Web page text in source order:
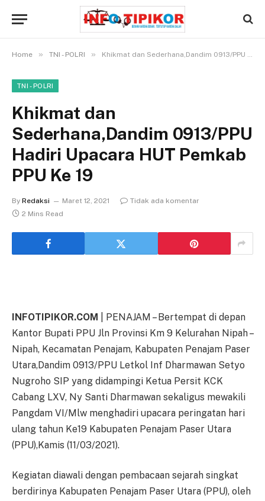
Home » TNI - POLRI » Khikmat dan Sederhana,Dandim 0913/PPU Hadiri Upacara HUT Pemkab PPU Ke 19
TNI - POLRI
Khikmat dan
Sederhana,Dandim 0913/PPU
Hadiri Upacara HUT Pemkab
PPU Ke 19
By Redaksi Maret 12, 2021
Tidak ada komentar
2 Mins Read
INFOTIPIKOR.COM
| PENAJAM – Bertempat di depan
Kantor Bupati PPU Jln Provinsi Km 9 Kelurahan Nipah –
Nipah, Kecamatan Penajam, Kabupaten Penajam Paser
Utara,Dandim 0913/PPU Letkol Inf Dharmawan Setyo
Nugroho SIP yang didampingi Ketua Persit KCK
Cabang LXV, Ny Santi Dharmawan sekaligus mewakili
Pangdam VI/Mlw menghadiri upacara peringatan hari
ulang tahun Ke19 Kabupaten Penajam Paser Utara
(PPU),Kamis (11/03/2021).
Kegiatan diawali dengan pembacaan sejarah singkat
berdirinya Kabupaten Penajam Paser Utara (PPU), oleh